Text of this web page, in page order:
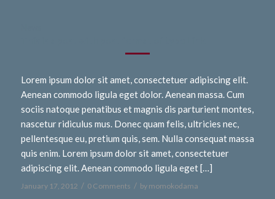
Lorem ipsum dolor sit amet, consectetuer adipiscing elit.
Aenean commodo ligula eget dolor. Aenean massa. Cum
sociis natoque penatibus et magnis dis parturient montes,
nascetur ridiculus mus. Donec quam felis, ultricies nec,
pellentesque eu, pretium quis, sem. Nulla consequat massa
quis enim. Lorem ipsum dolor sit amet, consectetuer
adipiscing elit. Aenean commodo ligula eget […]
January 17, 2012 / 0 Comments / by momokodama